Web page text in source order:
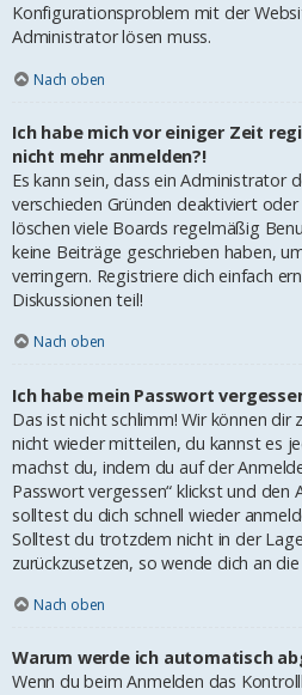
Konfigurationsproblem mit der
Administrator lösen muss.
Nach oben
Ich habe mich vor einiger Zeit
nicht mehr anmelden?!
Es kann sein, dass ein Administrator
verschieden Gründen deaktiviert
löschen viele Boards regelmäßig
keine Beiträge geschrieben haben,
verringern. Registriere dich einfach
Diskussionen teil!
Nach oben
Ich habe mein Passwort
Das ist nicht schlimm! Wir können dir
nicht wieder mitteilen, du kannst es
machst du, indem du auf der
Passwort vergessen“ klickst und den
solltest du dich schnell wieder
Solltest du trotzdem nicht in der
zurückzusetzen, so wende dich an
Nach oben
Warum werde ich automatisch
Wenn du beim Anmelden das